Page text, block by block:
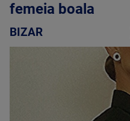
femeia boala
BIZAR